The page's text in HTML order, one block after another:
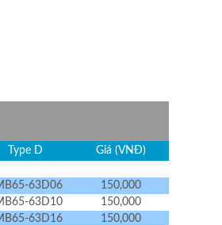
Type D Giá (VNĐ)
63D06
150,000
63D10
150,000
63D16
150,000